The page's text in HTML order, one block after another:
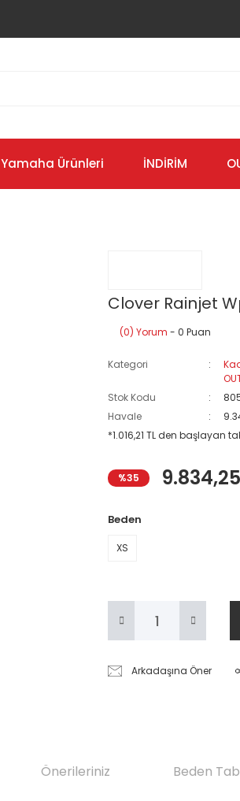
Yamaha Ürünleri İNDİRİM
Clover Rainjet
(0) Yorum - 0 Puan
Kategori
Stok Kodu
Havale
*1.016,21 TL den başlayan
%35
Beden
XS
Arkadaşına Öner
Önerileriniz Beden